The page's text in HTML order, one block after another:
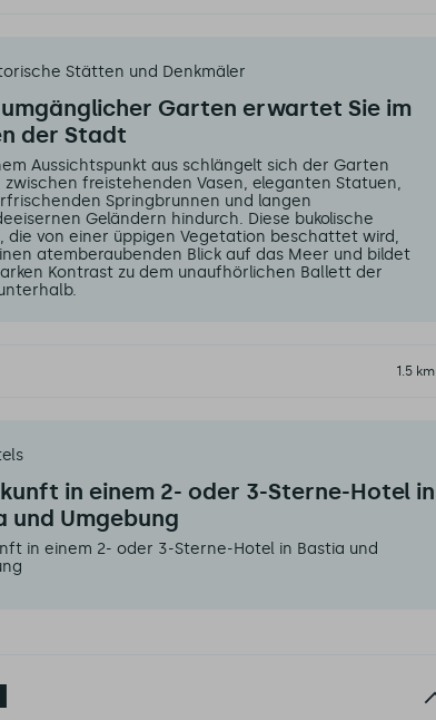
Stätten und Denkmäler
Garten erwartet Sie im
der Stadt
Aussichtspunkt aus schlängelt sich der Garten
zwischen freistehenden Vasen, eleganten Statuen,
Springbrunnen und langen
Geländern hindurch. Diese bukolische
die von einer üppigen Vegetation beschattet wird,
atemberaubenden Blick auf das Meer und bildet
Kontrast zu dem unaufhörlichen Ballett der
1.5 km
in einem 2- oder 3-Sterne-Hotel in
und Umgebung
in einem 2- oder 3-Sterne-Hotel in Bastia und